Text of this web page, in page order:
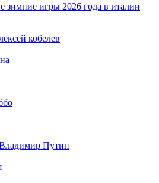
зимние игры 2026 года в италии
кобелев
Путин